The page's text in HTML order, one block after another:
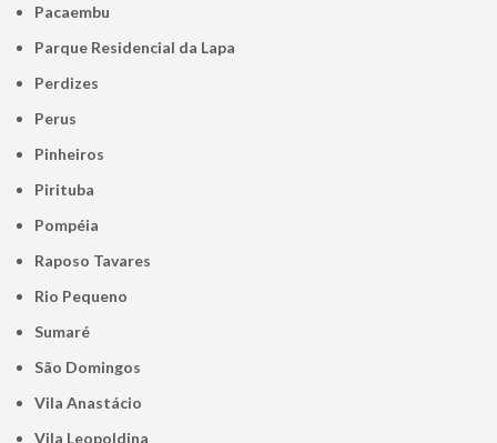
Pacaembu
Parque Residencial da Lapa
Perdizes
Perus
Pinheiros
Pirituba
Pompéia
Raposo Tavares
Rio Pequeno
Sumaré
São Domingos
Vila Anastácio
Vila Leopoldina